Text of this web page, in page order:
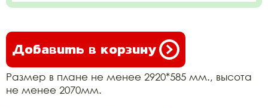
Добавить в корзину
Размер в плане не менее 2920*585 мм., высота
не менее 2070мм.